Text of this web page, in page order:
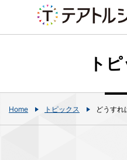
ト
Home トピックス どうすれ